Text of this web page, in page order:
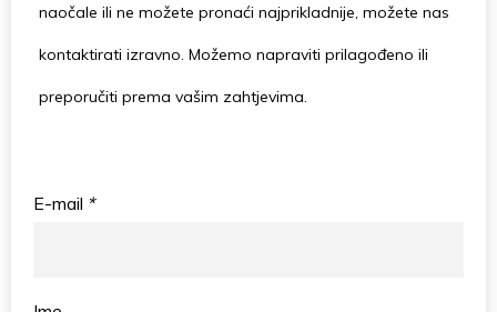
naočale ili ne možete pronaći najprikladnije, možete nas
kontaktirati izravno. Možemo napraviti prilagođeno ili
preporučiti prema vašim zahtjevima.
*
E-mail